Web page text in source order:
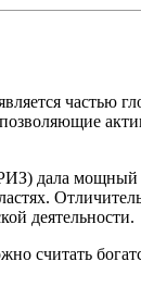
частью
дала мощный
деятельности.
считать